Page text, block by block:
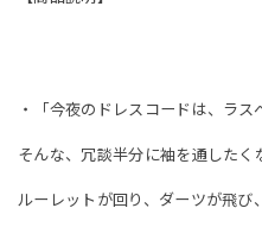
・「今夜のドレスコードは、ラス
そんな、冗談半分に袖を通したく
ルーレットが回り、ダーツが飛